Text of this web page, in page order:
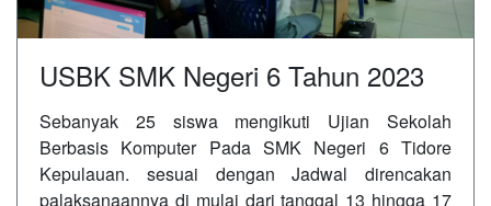
USBK SMK Negeri 6 Tahun 2023
Sebanyak 25 siswa mengikuti Ujian Sekolah
Berbasis Komputer Pada SMK Negeri 6 Tidore
Kepulauan. sesuai dengan Jadwal direncakan
palaksanaannya di mulai dari tanggal 13 hingga 17